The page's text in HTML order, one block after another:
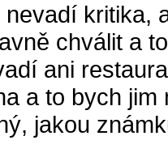
nevadí kritika,
chválit a
ani
a to bych
jakou